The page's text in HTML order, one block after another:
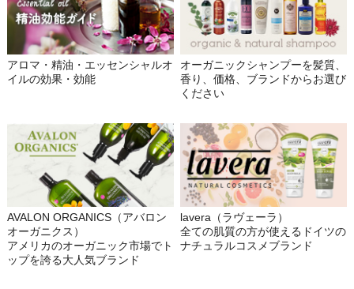
アロマ・精油・エッセンシャルオ
イルの効果・効能
オーガニックシャンプーを髪質、
香り、価格、ブランドからお選び
ください
AVALON ORGANICS（アバロン
オーガニクス）
アメリカのオーガニック市場でト
ップを誇る大人気ブランド
lavera（ラヴェーラ）
全ての肌質の方が使えるドイツの
ナチュラルコスメブランド